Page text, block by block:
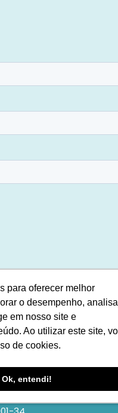
para oferecer melhor
o desempenho,
em nosso site e
Ao utilizar este site,
de cookies.
Ok, entendi!
para oferecer melhor
o desempenho,
em nosso site e
Ao utilizar este site,
de cookies.
Ok, entendi!Ltda.